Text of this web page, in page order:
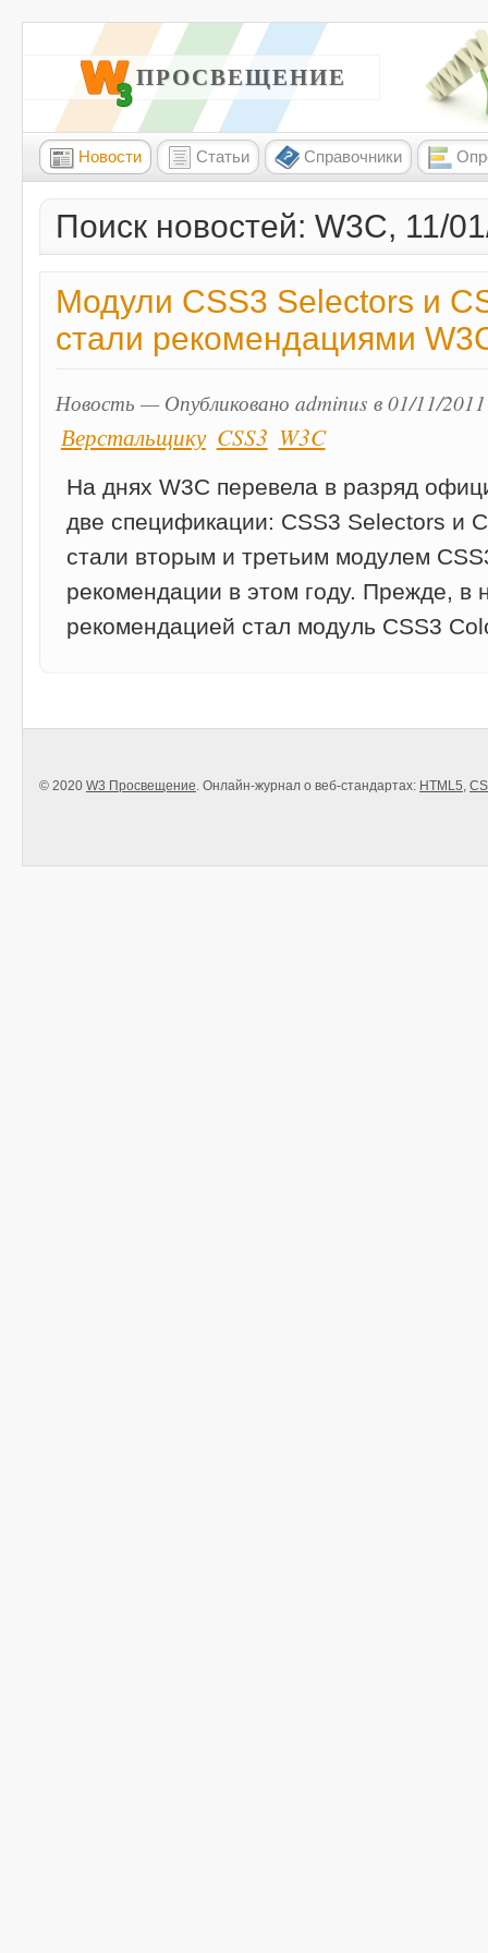
W3 ПРОСВЕЩЕНИЕ
Новости Статьи Справочники
Поиск новостей: W3C, 11/
Модули CSS3 Selectors и
стали рекомендациями
Новость — Опубликовано adminus в 01/11/
Верстальщику CSS3 W3C
На днях W3C перевела в разряд
две спецификации: CSS3 Selectors и
стали вторым и третьим модулем
рекомендации в этом году. Прежде, в
рекомендацией стал модуль CSS3
© 2020 W3 Просвещение . Онлайн-журнал о веб-стандартах: HTML5